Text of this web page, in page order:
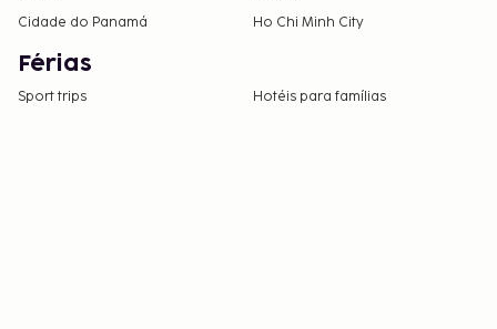
Cidade do Panamá
Ho Chi Minh City
Férias
Sport trips Hotéis para famílias